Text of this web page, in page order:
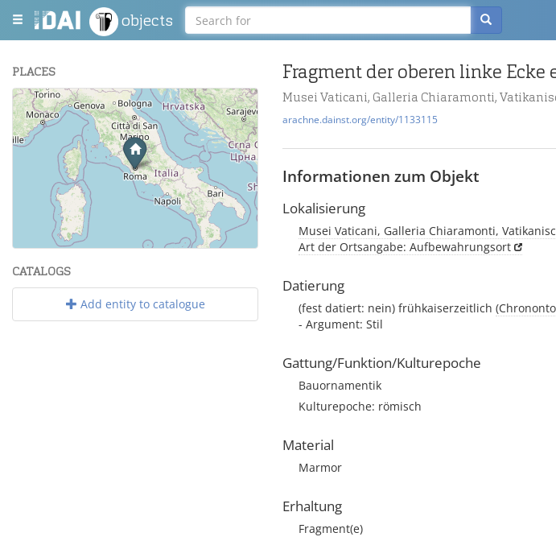
objects
PLACES
+
−
Leaflet | Maps and Data ©OpenStreetMap
CATALOGS
Add entity to catalogue
Fragment der oberen linke Ecke
Musei Vaticani, Galleria Chiaramonti,
arachne.dainst.org/entity/1133115
Informationen zum Objekt
Lokalisierung
Musei Vaticani, Galleria Chiaramonti,
Art der Ortsangabe: Aufbewahrungsort
Datierung
(fest datiert: nein) frühkaiserzeitlich
- Argument: Stil
Gattung/Funktion/Kulturepoche
Bauornamentik
Kulturepoche: römisch
Material
Marmor
Erhaltung
Fragment(e)